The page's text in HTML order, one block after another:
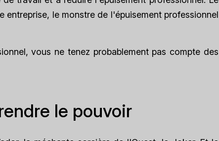
le monstre de l'épuisement professionnel
vous ne tenez probablement pas compte des
le pouvoir